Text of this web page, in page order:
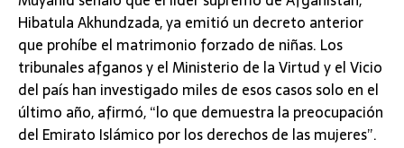
Hibatula Akhundzada, ya emitió un decreto anterior
que prohíbe el matrimonio forzado de niñas. Los
tribunales afganos y el Ministerio de la Virtud y el Vicio
del país han investigado miles de esos casos solo en el
último año, afirmó, “lo que demuestra la preocupación
del Emirato Islámico por los derechos de las mujeres”.